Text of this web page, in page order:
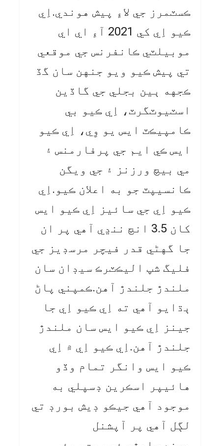
ڪسٽمرز جي لاءِ پيش هوندي.اِي
ڪيو اِي کي 2021 آءِ اي اي
موبيلٽي ڪانفرنس جي موقعي
تي پيش ڪيو ويو جنهن سان گڏ
ڪجهه ٻين بجلي جي گاڏين
اسٽيوٽگرٽ، اِي ڪيو بي
ڪامپيڪٽ ايس يو وِي، اِي ڪيو
ايس ڪي ايم جي پرفارمنس ۽
مي بيچ ورزنز ۽ جي ويگن
ڪانسيپٽ جو به اعلان ڪيو.اِي
ڪيو اِي جي سائيز اِي ڪيو ايس
کان 3.5 انچ ننڍي آهي پر ان
جا گهڻي قدر فيچر مرسڊيز جي
فليگ شپ اليڪٽرڪ سيڊان سان
ملندڙ جلندڙ آهن.ڪمپني پاڻ
ٻڌايو آهي ته اِي ڪيو اِي جا
جينز اِي ڪيو ايس سان ملندڙ
جلندڙ آهن.اِي ڪيو اِي ۾ اِي
ڪيو ايس وانگر تمام وڏو
هائيپر اسڪرين ڊسپلي به
موجود آهي جيڪو ڊيش بورڊ تي
لڳل آهي پر آپشنل